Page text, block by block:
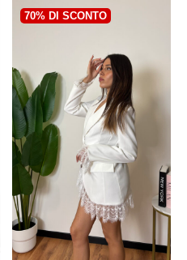
70% DI SCONTO